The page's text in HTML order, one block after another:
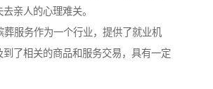
亲人的心理难关。
葬服务作为一个行业，提供了就业机
到了相关的商品和服务交易，具有一定